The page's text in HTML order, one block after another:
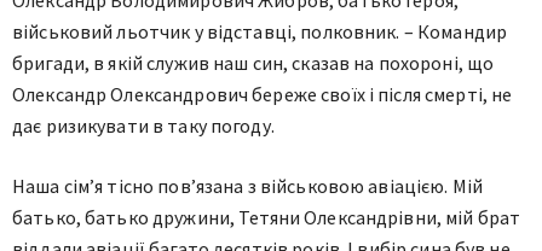
військовий льотчик у відставці, полковник. – Командир
бригади, в якій служив наш син, сказав на похороні, що
Олександр Олександрович береже своїх і після смерті, не
дає ризикувати в таку погоду.
Наша сім’я тісно пов’язана з військовою авіацією. Мій
батько, батько дружини, Тетяни Олександрівни, мій брат